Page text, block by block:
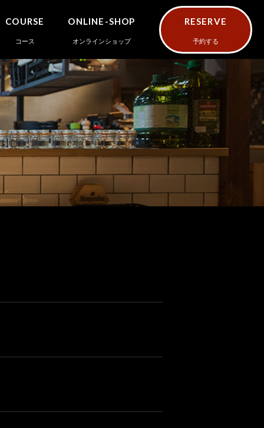
COURSE
コース
ONLINE-SHOP
オンラインショップ
RESERVE
予約する